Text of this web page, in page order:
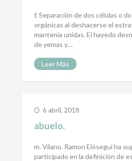
f. Separación de dos células o
orgánicas al deshacerse el
mantenía unidas. El hayedo
de yemas y…
Leer Más
6 abril, 2018
abuelo.
m. Vilano. Ramon Elósegui ha
participado en la definición de este